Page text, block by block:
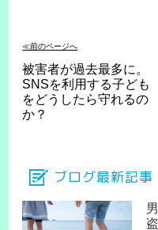
≪前のページへ
被害者が過去最多に。
SNSを利用する子ども
をどうしたら守れるの
か？
ブログ最新記事